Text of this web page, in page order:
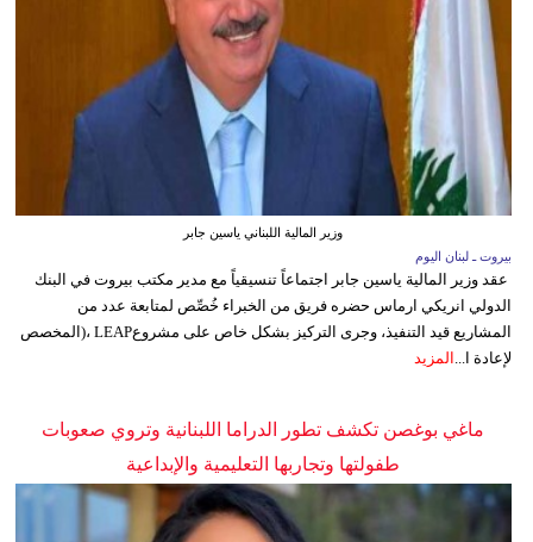
وزير المالية اللبناني ياسين جابر
بيروت ـ لبنان اليوم
عقد وزير المالية ياسين جابر اجتماعاً تنسيقياً مع مدير مكتب بيروت في البنك
الدولي انريكي ارماس حضره فريق من الخبراء خُصِّص لمتابعة عدد من
المشاريع قيد التنفيذ، وجرى التركيز بشكل خاص على مشروعLEAP ،(المخصص
لإعادة ا...
المزيد
ماغي بوغصن تكشف تطور الدراما اللبنانية وتروي صعوبات
طفولتها وتجاربها التعليمية والإبداعية